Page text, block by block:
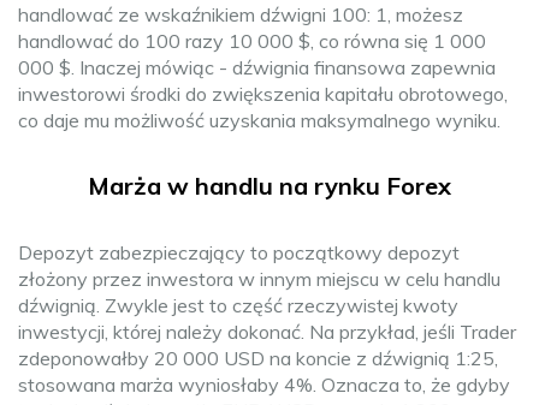
handlować ze wskaźnikiem dźwigni 100: 1, możesz
handlować do 100 razy 10 000 $, co równa się 1 000
000 $. Inaczej mówiąc - dźwignia finansowa zapewnia
inwestorowi środki do zwiększenia kapitału obrotowego,
co daje mu możliwość uzyskania maksymalnego wyniku.
Marża w handlu na rynku Forex
Depozyt zabezpieczający to początkowy depozyt
złożony przez inwestora w innym miejscu w celu handlu
dźwignią. Zwykle jest to część rzeczywistej kwoty
inwestycji, której należy dokonać. Na przykład, jeśli Trader
zdeponowałby 20 000 USD na koncie z dźwignią 1:25,
stosowana marża wyniosłaby 4%. Oznacza to, że gdyby